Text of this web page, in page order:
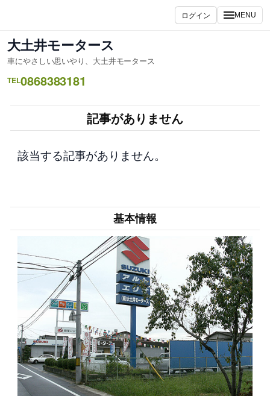
ス
キ
ッ
ログイン MENU
大土井モータース
車にやさしい思いやり、大土井モータース
TEL0868383181
記事がありません
該当する記事がありません。
基本情報